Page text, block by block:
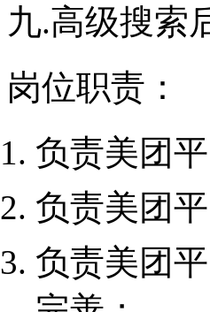
九.高级搜索
岗位职责：
负责美团
负责美团
负责美团